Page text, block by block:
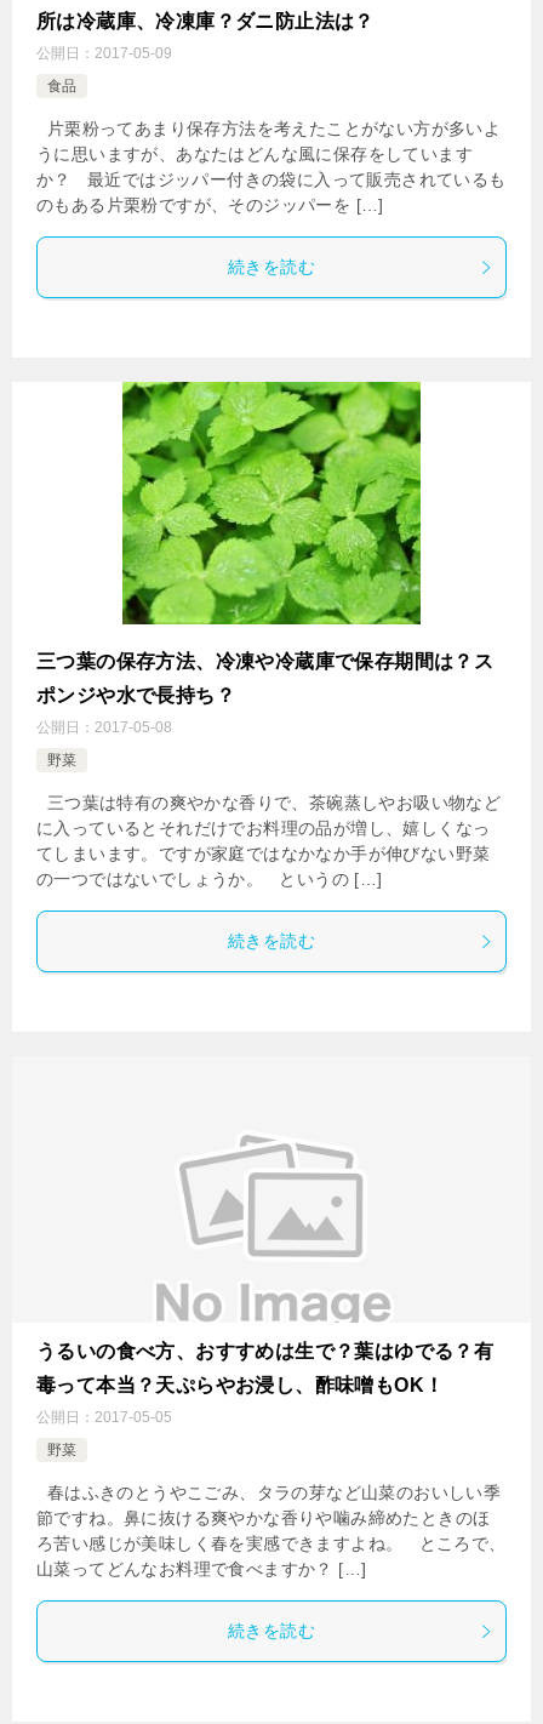
所は冷蔵庫、冷凍庫？ダニ防止法は？
公開日： 2017-05-09
食品
片栗粉ってあまり保存方法を考えたことがない方が多いよ
うに思いますが、あなたはどんな風に保存をしています
か？ 最近ではジッパー付きの袋に入って販売されているも
のもある片栗粉ですが、そのジッパーを […]
続きを読む
三つ葉の保存方法、冷凍や冷蔵庫で保存期間は？ス
ポンジや水で長持ち？
公開日： 2017-05-08
野菜
三つ葉は特有の爽やかな香りで、茶碗蒸しやお吸い物など
に入っているとそれだけでお料理の品が増し、嬉しくなっ
てしまいます。ですが家庭ではなかなか手が伸びない野菜
の一つではないでしょうか。 というの […]
続きを読む
うるいの食べ方、おすすめは生で？葉はゆでる？有
毒って本当？天ぷらやお浸し、酢味噌もOK！
公開日： 2017-05-05
野菜
春はふきのとうやこごみ、タラの芽など山菜のおいしい季
節ですね。鼻に抜ける爽やかな香りや噛み締めたときのほ
ろ苦い感じが美味しく春を実感できますよね。 ところで、
山菜ってどんなお料理で食べますか？ […]
続きを読む